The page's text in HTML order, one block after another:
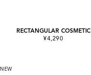
RECTANGULAR COSMETIC
¥4,290
NEW